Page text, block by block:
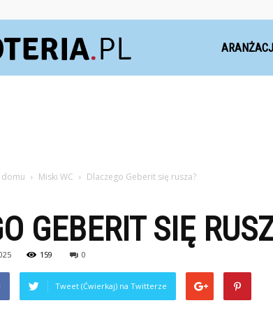
Miski WC Dlaczego Geberit się rusza?
GEBERIT SIĘ
159 0
Tweet (Ćwierkaj) na Twitterze